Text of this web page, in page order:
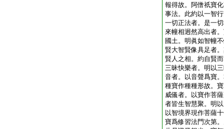
報得故。阿僧祇寶
事法。此約以一智
一切正法者。是一
來幢相迥然高出者
國土。明眞如智幢
賢大智賢像具足者
賢人之相。約自賢
三昧快樂者。明以
音者。以音聲爲寶
種寶作種種形故。
威儀者。以寶作菩
者皆生智慧聚。明
以智境界現作菩薩
寶爲修習法門次第